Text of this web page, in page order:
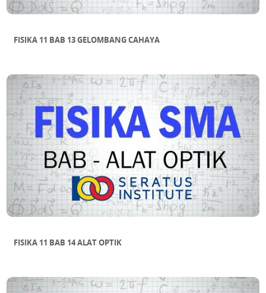
FISIKA 11 BAB 13 GELOMBANG CAHAYA
FISIKA 11 BAB 14 ALAT OPTIK